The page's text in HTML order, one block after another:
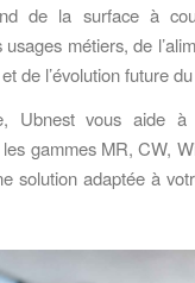
de la surface à
usages métiers, de
de l’évolution future
Ubnest vous aide à
gammes MR, CW,
solution adaptée à